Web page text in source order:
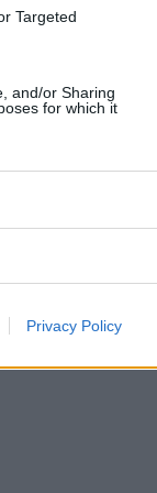
Targeted
and/or Sharing
for which it
Privacy Policy
Gran Canaria die
und zahlreiche
können Interessierte an
und einer Führung